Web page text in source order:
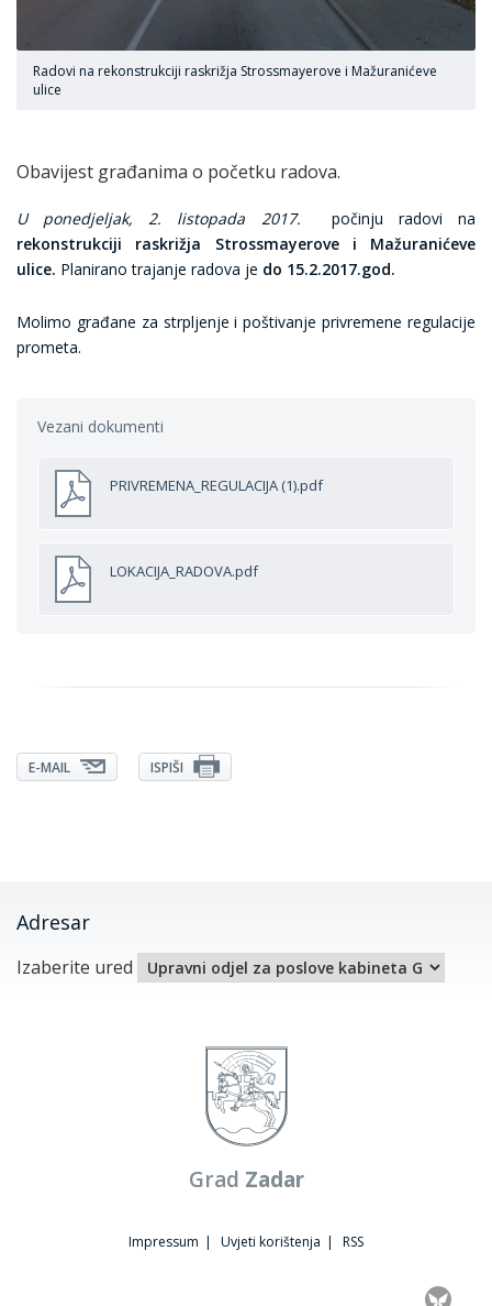
Radovi na rekonstrukciji raskrižja Strossmayerove i Mažuranićeve
ulice
Obavijest građanima o početku radova.
U ponedjeljak, 2. listopada 2017. počinju radovi na
rekonstrukciji raskrižja Strossmayerove i Mažuranićeve
ulice. Planirano trajanje radova je do 15.2.2017.god.
Molimo građane za strpljenje i poštivanje privremene regulacije
prometa.
Vezani dokumenti
PRIVREMENA_REGULACIJA (1).pdf
LOKACIJA_RADOVA.pdf
E-MAIL ISPIŠI
Adresar
Izaberite ured
Grad Zadar
Impressum | Uvjeti korištenja | RSS